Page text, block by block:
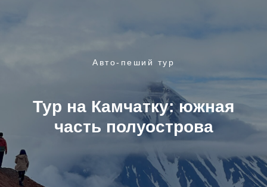
Авто-пеший тур
Тур на Камчатку: южная
часть полуострова